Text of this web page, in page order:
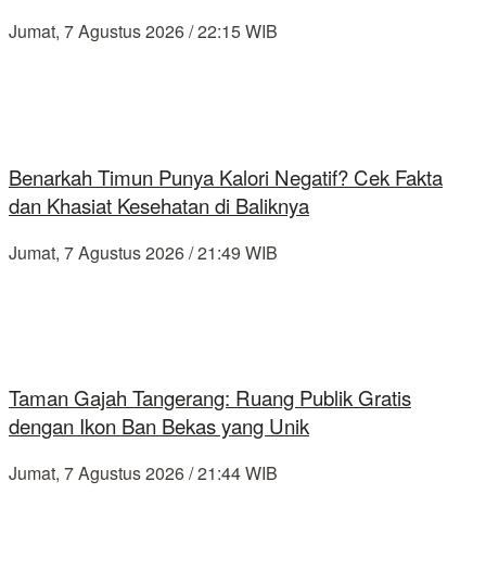
Jumat, 7 Agustus 2026 / 22:15 WIB
Benarkah Timun Punya Kalori Negatif? Cek Fakta
dan Khasiat Kesehatan di Baliknya
Jumat, 7 Agustus 2026 / 21:49 WIB
Taman Gajah Tangerang: Ruang Publik Gratis
dengan Ikon Ban Bekas yang Unik
Jumat, 7 Agustus 2026 / 21:44 WIB